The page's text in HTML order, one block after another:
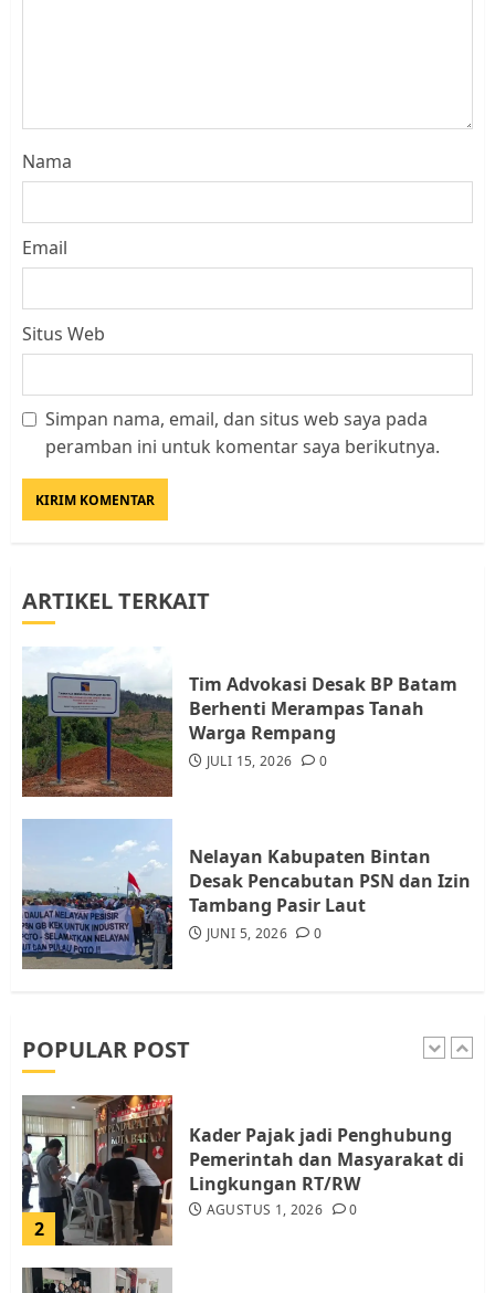
Nama
Email
Situs Web
Simpan nama, email, dan situs web saya pada
peramban ini untuk komentar saya berikutnya.
ARTIKEL TERKAIT
Tim Advokasi Desak BP Batam
Berhenti Merampas Tanah
Warga Rempang
JULI 15, 2026 0
Nelayan Kabupaten Bintan
Desak Pencabutan PSN dan Izin
Tambang Pasir Laut
JUNI 5, 2026 0
POPULAR POST
Datangi Pemko Batam, Warga
4
Warga Rempang Ajukan
Resahkan Warga
JULI 17, 2026 0
5
JULI 15, 2026 0
1
2
Kader Pajak jadi Penghubung
Pemerintah dan Masyarakat di
Lingkungan RT/RW
AGUSTUS 1, 2026 0